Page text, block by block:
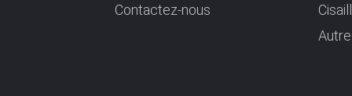
Contactez-nous